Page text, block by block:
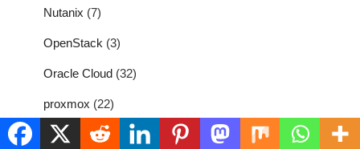
Nutanix (7)
OpenStack (3)
Oracle Cloud (32)
proxmox (22)
VMware (103)